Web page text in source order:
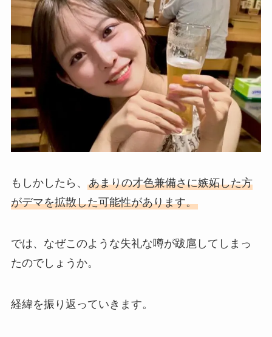
もしかしたら、 あまりの才色兼備さに嫉妬した方
がデマを拡散した可能性があります。
では、なぜこのような失礼な噂が跋扈してしまっ
たのでしょうか。
経緯を振り返っていきます。